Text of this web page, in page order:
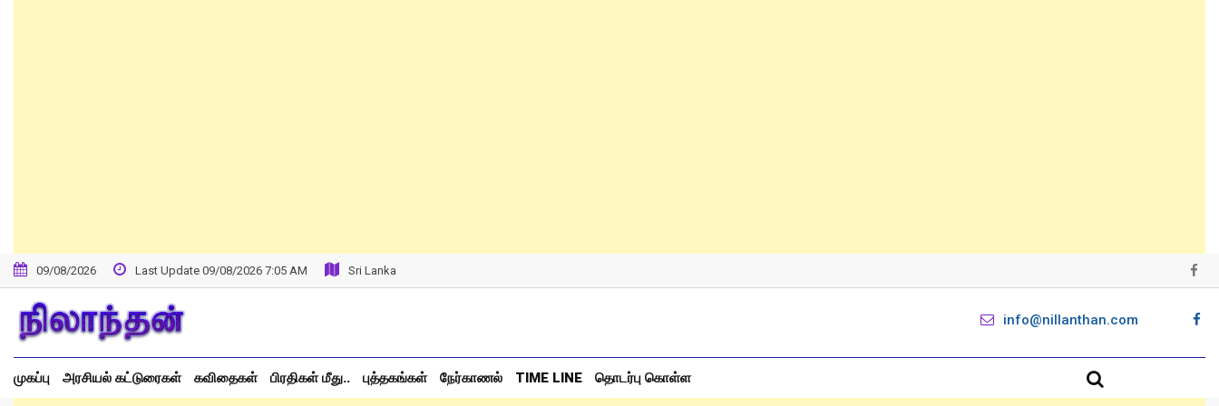
09/08/2026 Last Update 09/08/2026 7:05 AM Sri Lanka
info@nillanthan.com
முகப்பு அரசியல் கட்டுரைகள் கவிதைகள் பிரதிகள் மீது.. புத்தகங்கள் நேர்காணல் TIME LINE தொடர்பு கொள்ள